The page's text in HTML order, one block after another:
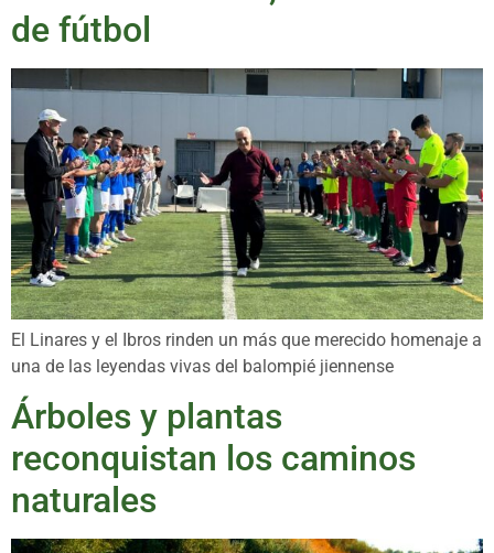
de fútbol
El Linares y el Ibros rinden un más que merecido homenaje a
una de las leyendas vivas del balompié jiennense
Árboles y plantas
reconquistan los caminos
naturales